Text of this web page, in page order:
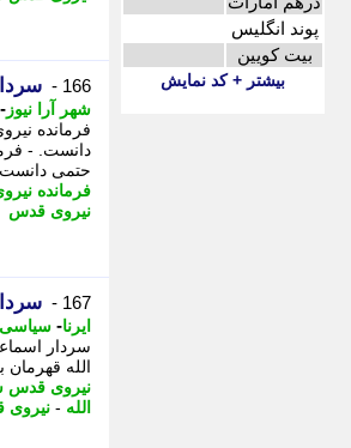
پوند انگلیس
بیت کویین
بیشتر + کد نمایش 166 -
شهر آرا نیوز -
فرمانده
دانست. -
حتمی
فرمانده
نیروی قدس
167 -
ایرنا- سیاسی
سردار
الله
نیروی قدس
الله - نیروی